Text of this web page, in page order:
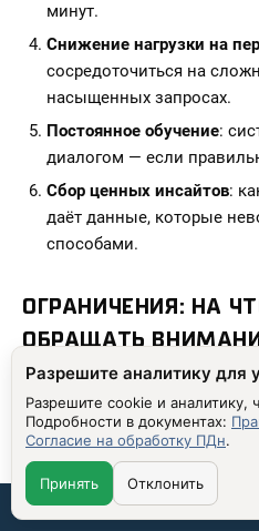
минут.
Снижение нагрузки на
сосредоточиться на
насыщенных запросах.
Постоянное обучение:
диалогом — если
Сбор ценных инсайтов:
даёт данные, которые
способами.
ОГРАНИЧЕНИЯ: НА
ОБРАЩАТЬ
1. Галлюцинации модели
Одна из самых опасных
факт, которого не
промокод на 50% для всех
было. Это особенно
или юриспруденции.
Связаться со мной:
Разрешите аналитику для
Разрешите cookie и аналитику,
Подробности в документах:
Согласие на обработку ПДн.
Принять Отклонить